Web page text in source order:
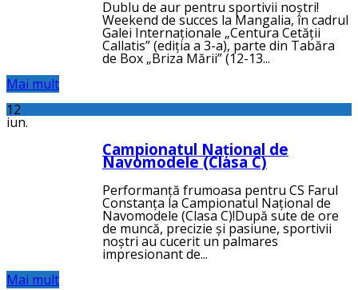
Dublu de aur pentru sportivii noștri!
Weekend de succes la Mangalia, în cadrul
Galei Internaționale „Centura Cetății
Callatis” (ediția a 3-a), parte din Tabăra
de Box „Briza Mării” (12-13...
Mai mult
12
iun.
Campionatul Național de
Navomodele (Clasa C)
Performanță frumoasa pentru CS Farul
Constanța la Campionatul Național de
Navomodele (Clasa C)!După sute de ore
de muncă, precizie și pasiune, sportivii
noștri au cucerit un palmares
impresionant de...
Mai mult